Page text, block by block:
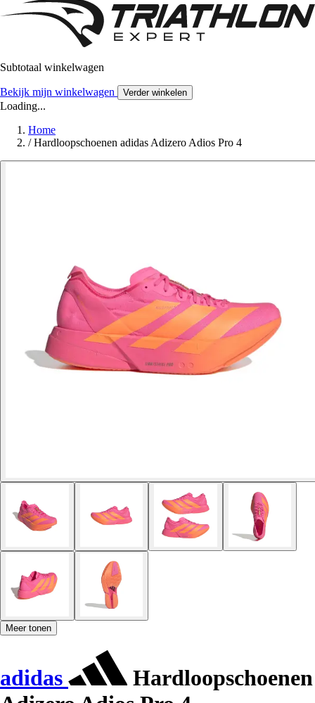
Subtotaal winkelwagen
Bekijk mijn winkelwagen Verder winkelen
Loading...
Home
/ Hardloopschoenen adidas Adizero Adios Pro 4
Meer tonen
adidas
Hardloopschoenen